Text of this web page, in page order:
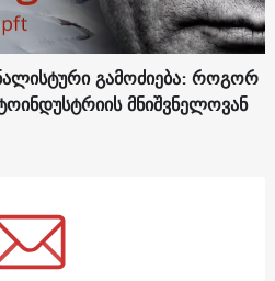
გამოძიება: როგორ
მნიშვნელოვან